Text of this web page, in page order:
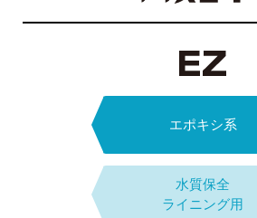
エステル系
一般
ライニング用
エポキシ系
水質保全
ライニング用
エポキシ樹脂
防食被覆材料
エポキシ+
アクリルウレタン系